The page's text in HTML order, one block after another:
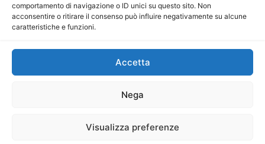
comportamento di navigazione o ID unici su questo sito. Non
acconsentire o ritirare il consenso può influire negativamente su alcune
caratteristiche e funzioni.
Accetta
Nega
Visualizza preferenze
Direttore Responsabile: Maria Calabrese
P.IVA: 06334930820
Mercurio Comunicazione Società Cooperativa a r.l. è
iscritta al Registro degli Operatori di Comunicazione al
Sito gestito daLa Digitale srl–info@ladigitale.it